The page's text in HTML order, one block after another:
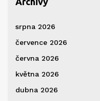
srpna 2026
července 2026
června 2026
května 2026
dubna 2026